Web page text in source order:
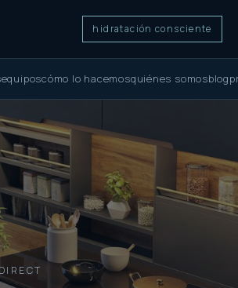
hidratación consciente
equiposcómo lo hacemosquiénes somosblog